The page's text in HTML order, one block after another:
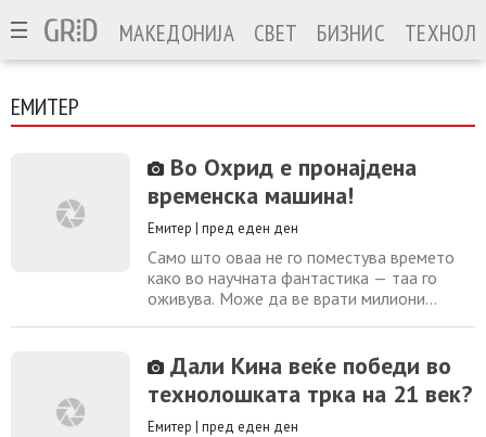
МАКЕДОНИЈА СВЕТ БИЗНИС
ЕМИТЕР
Во Охрид е пронајдена
временска машина!
Емитер | пред еден ден
Само што оваа не го поместува времето
како во научната фантастика — таа го
оживува. Може да ве врати милиони
разговарате со луѓе кои одамна не се меѓу
нас, да влезете во исчезнати храмови и
светилишта, да ги слушнете приказните на
Охридското Езеро и, на крајот од
Дали Кина веќе победи во
технолошката трка на 21 век?
Емитер | пред еден ден